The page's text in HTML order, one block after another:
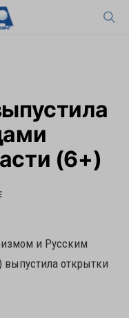
(6+)
и Русским
открытки